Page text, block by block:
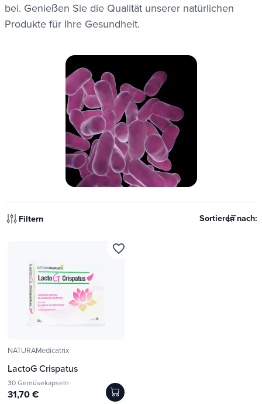
bei. Genießen Sie die Qualität unserer natürlichen
Produkte für Ihre Gesundheit.
Filtern Sortieren nach:
NATURAMedicatrix
LactoG Crispatus
30 Gemüsekapseln
31,70 €
favorite_border